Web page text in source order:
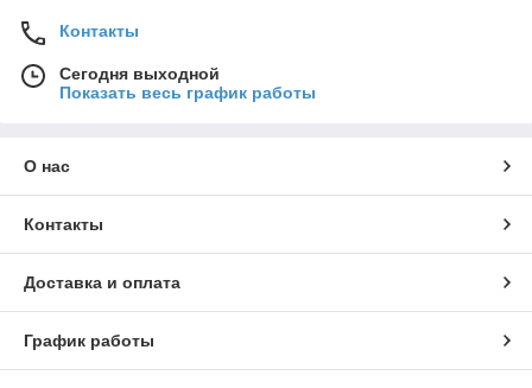
Контакты
Сегодня выходной
Показать весь график работы
О нас
Контакты
Доставка и оплата
График работы